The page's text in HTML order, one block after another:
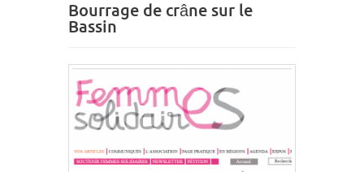
Bourrage de crâne sur le
Bassin